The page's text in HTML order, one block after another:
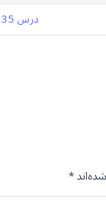
درس 35
*